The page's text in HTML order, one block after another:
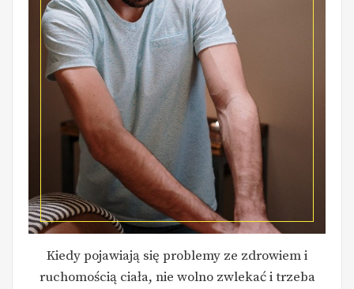
Kiedy pojawiają się problemy ze zdrowiem i
ruchomością ciała, nie wolno zwlekać i trzeba